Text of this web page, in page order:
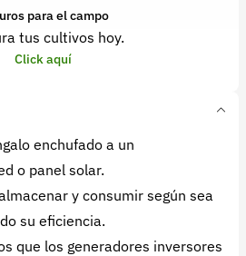
para el campo
tus cultivos hoy.
Click aquí
enchufado a un
o panel solar.
y consumir según sea
su eficiencia.
que los generadores inversores